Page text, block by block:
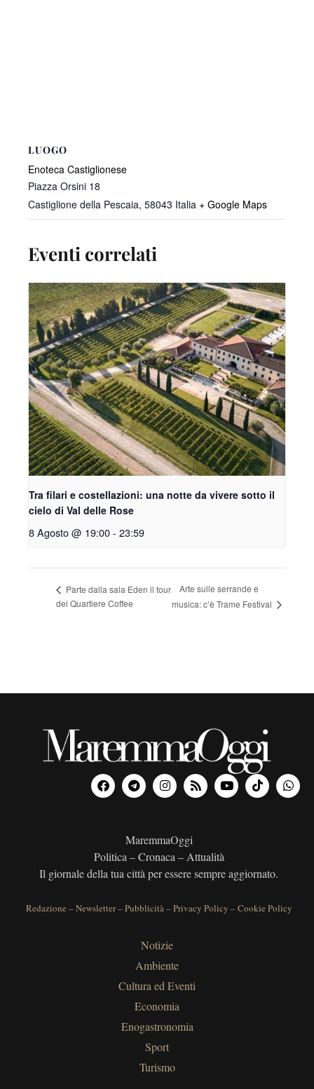
LUOGO
Enoteca Castiglionese
Piazza Orsini 18
Castiglione della Pescaia, 58043 Italia + Google Maps
Eventi correlati
Tra filari e costellazioni: una notte da vivere sotto il
cielo di Val delle Rose
8 Agosto @ 19:00- 23:59
Parte dalla sala Eden il tour
dei Quartiere Coffee
Arte sulle serrande e
musica: c’è Trame Festival
MaremmaOggi
Politica – Cronaca – Attualità
Il giornale della tua città per essere sempre aggiornato.
Redazione –Newsletter–Pubblicità–Privacy Policy –Cookie Policy
Notizie
Ambiente
Cultura ed Eventi
Economia
Enogastronomia
Sport
Turismo